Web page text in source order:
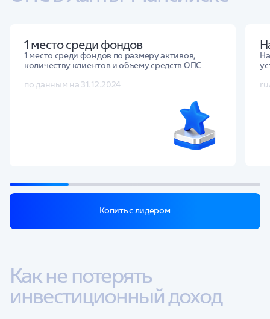
1 место среди фондов
1 место среди фондов по размеру активов,
количеству клиентов и объему средств ОПС
по данным на 31.12.2024
Копить с лидером
Как не потерять
инвестиционный доход